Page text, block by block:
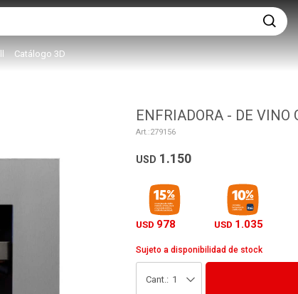
Catálogo 3D
ENFRIADORA - DE VINO
279156
USD 1.150
USD 978 USD 1.035
Sujeto a disponibilidad de stock
1